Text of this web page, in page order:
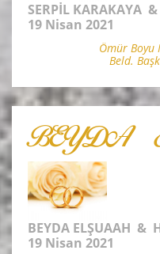
SERPİL KARAKAYA
19 Nisan 2021
Ömür
Beld.
BEYDA
BEYDA ELŞUAAH &
19 Nisan 2021